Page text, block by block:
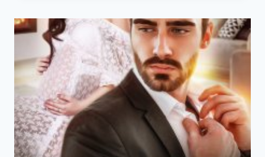
ЗАБЫЛА
(НАТАЛИЯ
ЛАДЫГИНА)